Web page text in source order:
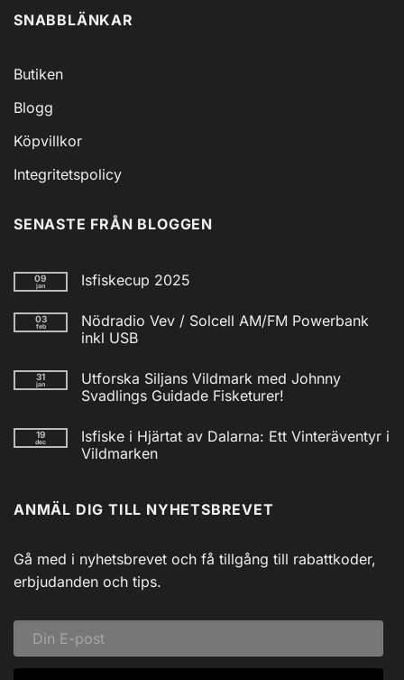
SNABBLÄNKAR
Butiken
Blogg
Köpvillkor
Integritetspolicy
SENASTE FRÅN BLOGGEN
09
jan Isfiskecup 2025
till
Isfiskecup
2025
03
feb
Nödradio Vev / Solcell AM/FM Powerbank
inkl USB
till
Nödradio
Vev
AM/FM
Powerbank
inkl
31
jan
Utforska Siljans Vildmark med Johnny
Svadlings Guidade Fisketurer!
till
Utforska
Siljans
Svadlings
Guidade
19
dec
Isfiske i Hjärtat av Dalarna: Ett Vinteräventyr i
Vildmarken
Isfiske
i
Dalarna:
Ett
Vinteräventyr
i
ANMÄL DIG TILL NYHETSBREVET
Gå med i nyhetsbrevet och få tillgång till rabattkoder,
erbjudanden och tips.